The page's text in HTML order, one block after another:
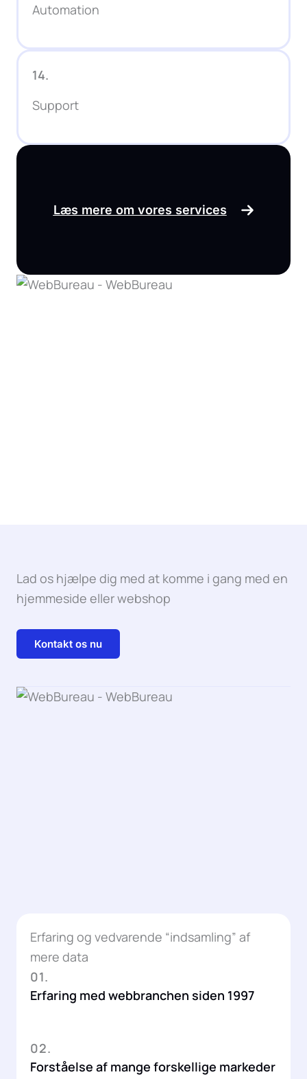
Automation
14.
Support
Læs mere om vores services
Lad os hjælpe dig med at komme i gang med en
hjemmeside eller webshop
Kontakt os nu
Erfaring og vedvarende “indsamling” af
mere data
01.
Erfaring med webbranchen siden 1997
02.
Forståelse af mange forskellige markeder